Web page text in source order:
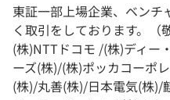
東証一部上場企業、ベン
く取引をしております。（
(株)NTTドコモ /(株)ディー
ーズ(株)/(株)ポッカコーポ
(株)/丸善(株)/日本電気(株)/